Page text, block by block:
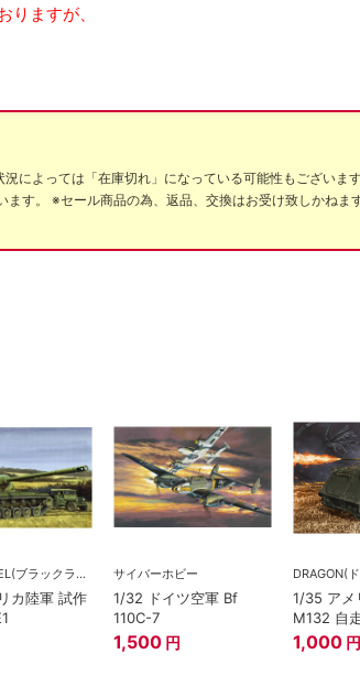
ますが、
によっては「在庫切れ」になっている可能性もござい
す。 ※セール商品の為、返品、交換はお受け致しかねま
BLACKLABEL(ブラックラベル)
カ陸軍 試作
サイバーホビー
1/32 ドイツ空軍 Bf
110C-7
1,500 円
DRAGON(
1/35 アメ
M132 自
1,000 円